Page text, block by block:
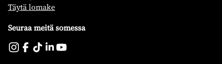
Täytä lomake
Seuraa meitä somessa